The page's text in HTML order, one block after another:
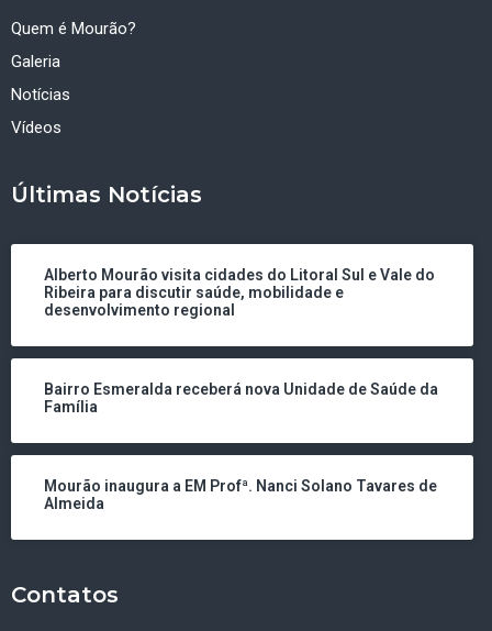
Quem é Mourão?
Galeria
Notícias
Vídeos
Últimas Notícias
Alberto Mourão visita cidades do Litoral Sul e Vale do
Ribeira para discutir saúde, mobilidade e
desenvolvimento regional
Bairro Esmeralda receberá nova Unidade de Saúde da
Família
Mourão inaugura a EM Profª. Nanci Solano Tavares de
Almeida
Contatos